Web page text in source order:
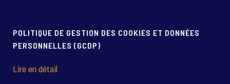
POLITIQUE DE GESTION DES COOKIES ET DONNÉES
PERSONNELLES (GCDP)
Lire en détail